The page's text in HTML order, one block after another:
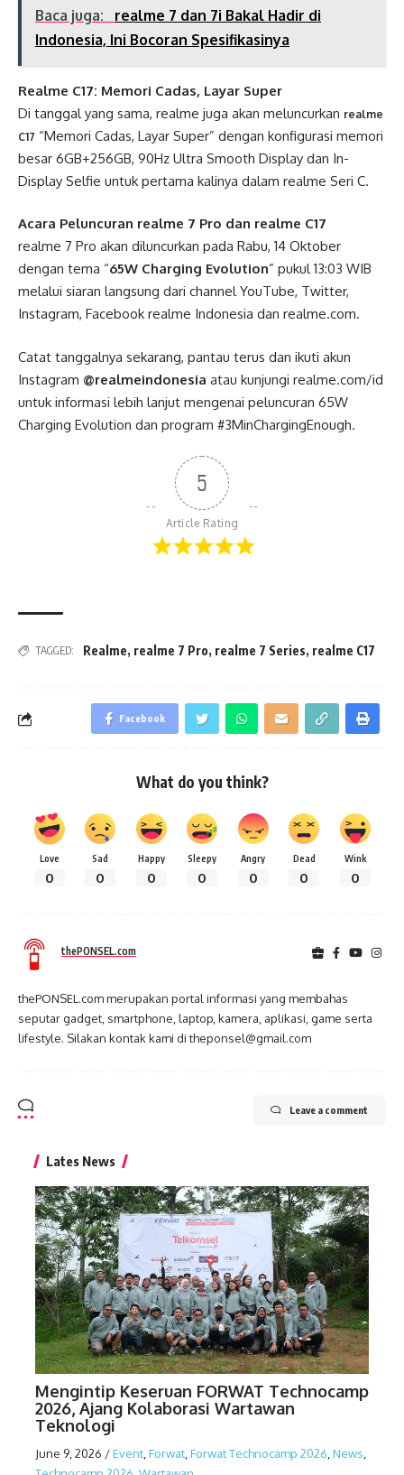
Baca juga:
realme 7 dan 7i Bakal Hadir di
Indonesia, Ini Bocoran Spesifikasinya
Realme C17: Memori Cadas, Layar Super
Di tanggal yang sama, realme juga akan meluncurkan realme
C17 “Memori Cadas, Layar Super” dengan konfigurasi memori
besar 6GB+256GB, 90Hz Ultra Smooth Display dan In-
Display Selfie untuk pertama kalinya dalam realme Seri C.
Acara Peluncuran realme 7 Pro dan realme C17
realme 7 Pro akan diluncurkan pada Rabu, 14 Oktober
dengan tema “65W Charging Evolution” pukul 13:03 WIB
melalui siaran langsung dari channel YouTube, Twitter,
Instagram, Facebook realme Indonesia dan realme.com.
Catat tanggalnya sekarang, pantau terus dan ikuti akun
Instagram @realmeindonesia atau kunjungi realme.com/id
untuk informasi lebih lanjut mengenai peluncuran 65W
Charging Evolution dan program #3MinChargingEnough.
5
Article Rating
TAGGED: Realme, realme 7 Pro, realme 7 Series, realme C17
Facebook
What do you think?
Love
0
Sad
0
Happy
0
Sleepy
0
Angry
0
Dead
0
Wink
0
thePONSEL.com
thePONSEL.com merupakan portal informasi yang membahas
seputar gadget, smartphone, laptop, kamera, aplikasi, game serta
lifestyle. Silakan kontak kami di theponsel@gmail.com
Leave a comment
Lates News
Mengintip Keseruan FORWAT Technocamp
2026, Ajang Kolaborasi Wartawan
Teknologi
June 9, 2026 /Event Forwat Forwat Technocamp 2026 News